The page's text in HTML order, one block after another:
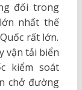
đối trong
nhất thế
rất lớn.
vận tải biển
kiểm soát
chở đường